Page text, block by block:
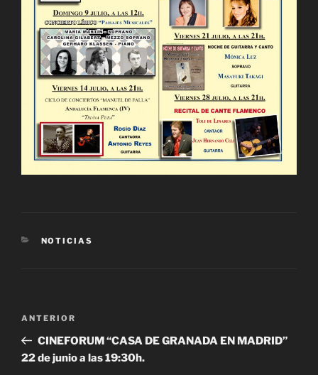
CATEGORÍAS
NOTICIAS
entradas
Entrada
anterior:
ANTERIOR
CINEFORUM “CASA DE GRANADA EN MADRID”
22 de junio a las 19:30h.